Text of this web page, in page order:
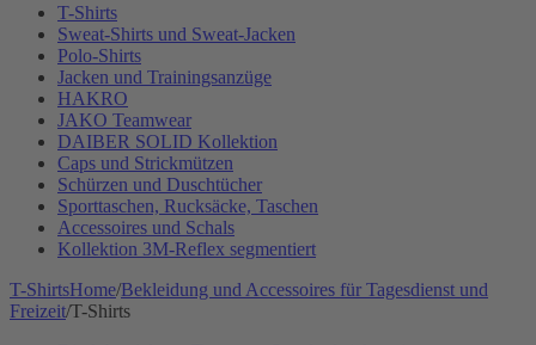
T-Shirts
Sweat-Shirts und Sweat-Jacken
Polo-Shirts
Jacken und Trainingsanzüge
HAKRO
JAKO Teamwear
DAIBER SOLID Kollektion
Caps und Strickmützen
Schürzen und Duschtücher
Sporttaschen, Rucksäcke, Taschen
Accessoires und Schals
Kollektion 3M-Reflex segmentiert
T-ShirtsHome/Bekleidung und Accessoires für Tagesdienst und
Freizeit/T-Shirts